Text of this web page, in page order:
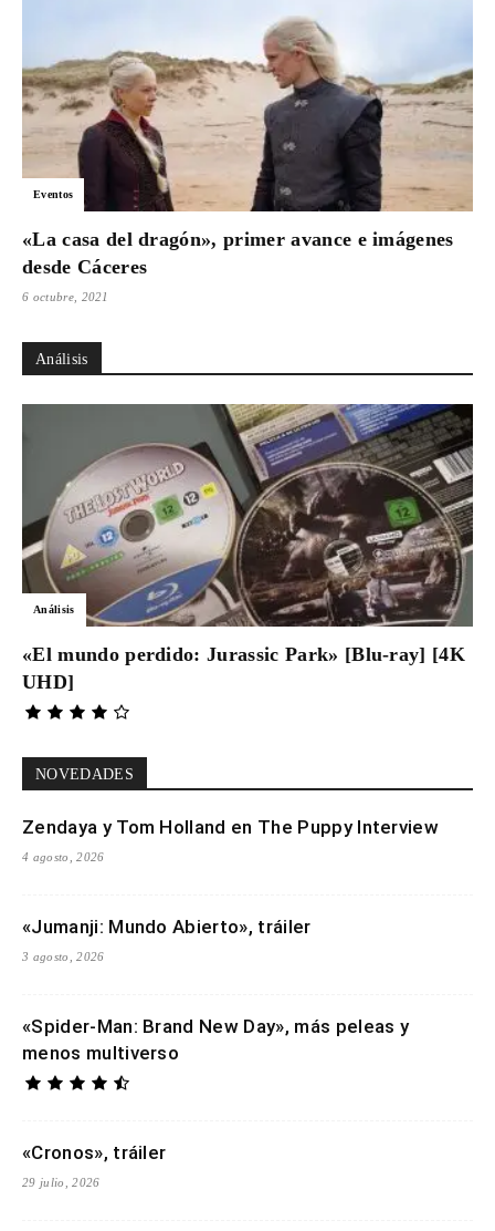
Eventos
«La casa del dragón», primer avance e imágenes
desde Cáceres
6 octubre, 2021
Análisis
Análisis
«El mundo perdido: Jurassic Park» [Blu-ray] [4K
UHD]
NOVEDADES
Zendaya y Tom Holland en The Puppy Interview
4 agosto, 2026
«Jumanji: Mundo Abierto», tráiler
3 agosto, 2026
«Spider-Man: Brand New Day», más peleas y
menos multiverso
«Cronos», tráiler
29 julio, 2026